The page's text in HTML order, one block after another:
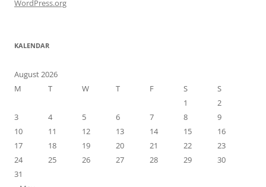
WordPress.org
KALENDAR
August 2026
M
T W T F S
S
1
2
3
4 5 6 7 8
9
10
11 12 13 14 15
16
17
18 19 20 21 22
23
24
25 26 27 28 29
30
31